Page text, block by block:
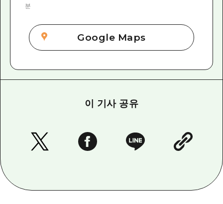
분
Google Maps
이 기사 공유